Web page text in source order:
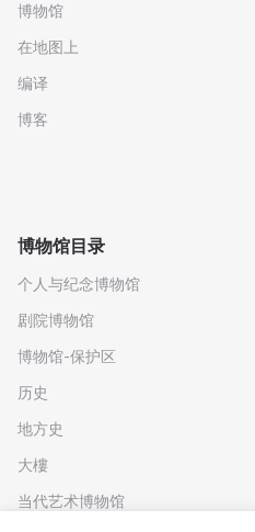
博物馆
在地图上
编译
博客
博物馆目录
个人与纪念博物馆
剧院博物馆
博物馆-保护区
历史
地方史
大樓
当代艺术博物馆